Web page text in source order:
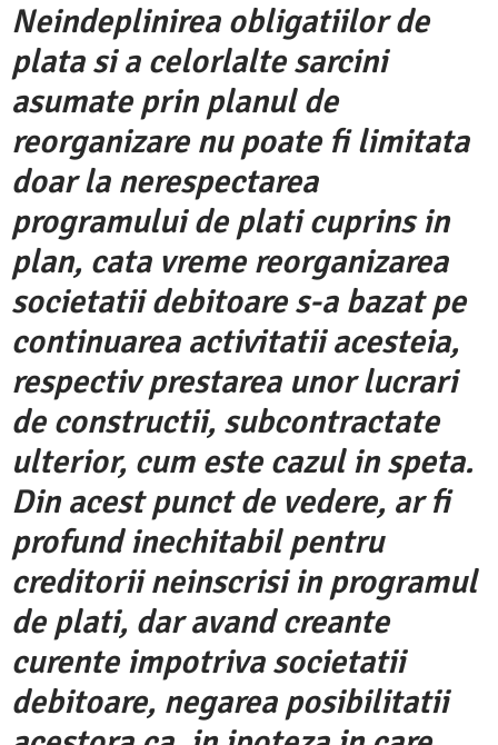
Neindeplinirea obligatiilor de
plata si a celorlalte sarcini
asumate prin planul de
reorganizare nu poate fi limitata
doar la nerespectarea
programului de plati cuprins in
plan, cata vreme reorganizarea
societatii debitoare s-a bazat pe
continuarea activitatii acesteia,
respectiv prestarea unor lucrari
de constructii, subcontractate
ulterior, cum este cazul in speta.
Din acest punct de vedere, ar fi
profund inechitabil pentru
creditorii neinscrisi in programul
de plati, dar avand creante
curente impotriva societatii
debitoare, negarea posibilitatii